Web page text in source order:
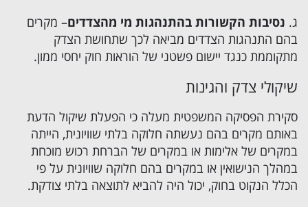
ג. נסיבות הקשורות בהתנהגות מי מהצדדים– מקרים
בהם התנהגות הצדדים מביאה לכך שתחושת הצדק
מתקוממת כנגד יישום פשטני של הוראות חוק יחסי ממון.
שיקולי צדק והגינות
סקירת הפסיקה המשפטית מעלה כי הפעלת שיקול הדעת
באותם מקרים בהם נעשתה חלוקה בלתי שוויונית, הייתה
במקרים של אלימות או במקרים של הברחת רכוש מוכחת
במהלך הנישואין או במקרים בהם חלוקה שוויונית על פי
הכלל הנקוט בחוק, יכול היה להביא לתוצאה בלתי צודקת.